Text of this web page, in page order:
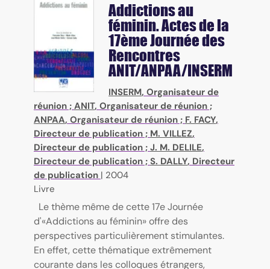
Addictions au
féminin. Actes de la
17ème Journée des
Rencontres
ANIT/ANPAA/INSERM
INSERM, Organisateur de
réunion ; ANIT, Organisateur de réunion ;
ANPAA, Organisateur de réunion ; F. FACY,
Directeur de publication ; M. VILLEZ,
Directeur de publication ; J. M. DELILE,
Directeur de publication ; S. DALLY, Directeur
de publication | 2004
Livre
Le thème même de cette 17e Journée
d'«Addictions au féminin» offre des
perspectives particulièrement stimulantes.
En effet, cette thématique extrêmement
courante dans les colloques étrangers,